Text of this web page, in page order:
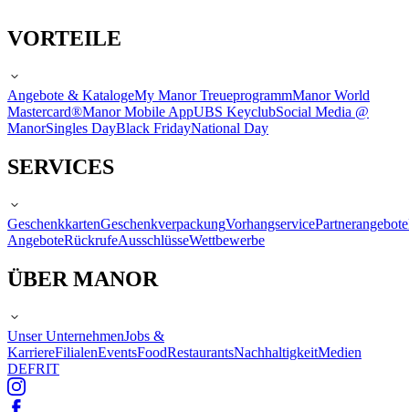
VORTEILE
Angebote & KatalogeMy Manor TreueprogrammManor World
Mastercard®Manor Mobile AppUBS KeyclubSocial Media @
ManorSingles DayBlack FridayNational Day
SERVICES
GeschenkkartenGeschenkverpackungVorhangservicePartnerangebote
AngeboteRückrufeAusschlüsseWettbewerbe
ÜBER MANOR
Unser UnternehmenJobs &
KarriereFilialenEventsFoodRestaurantsNachhaltigkeitMedien
DEFRIT